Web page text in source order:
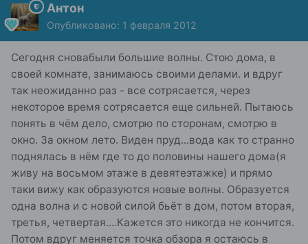
Антон
Опубликовано: 1 февраля 2012
Сегодня сновабыли большие волны. Стою дома, в
своей комнате, занимаюсь своими делами. и вдруг
так неожиданно раз - все сотрясается, через
некоторое время сотрясается еще сильней. Пытаюсь
понять в чём дело, смотрю по сторонам, смотрю в
окно. За окном лето. Виден пруд...вода как то странно
поднялась в нём где то до половины нашего дома(я
живу на восьмом этаже в девятеэтажке) и прямо
таки вижу как образуются новые волны. Образуется
одна волна и с новой силой бьёт в дом, потом вторая,
третья, четвертая....Кажется это никогда не кончится.
Потом вдруг меняется точка обзора я остаюсь в